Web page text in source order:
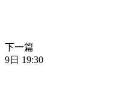
下一篇
9日 19:30